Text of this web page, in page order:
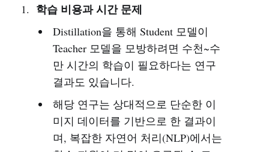
학습 비용과 시간 문제
Distillation을 통해 Student 모델이
Teacher 모델을 모방하려면 수천~수
만 시간의 학습이 필요하다는 연구
결과도 있습니다.
해당 연구는 상대적으로 단순한 이
미지 데이터를 기반으로 한 결과이
며, 복잡한 자연어 처리(NLP)에서는